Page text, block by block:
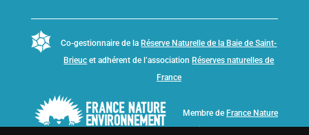
Co-gestionnaire de la Réserve Naturelle de la Baie de Saint-
Brieuc et adhérent de l’association Réserves naturelles de
France
Membre de France Nature